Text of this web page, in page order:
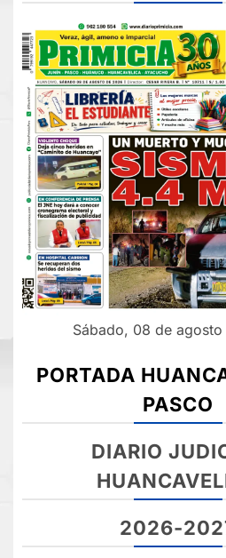
Sábado, 08 de
PORTADA
PASCO
DIARIO
2026-